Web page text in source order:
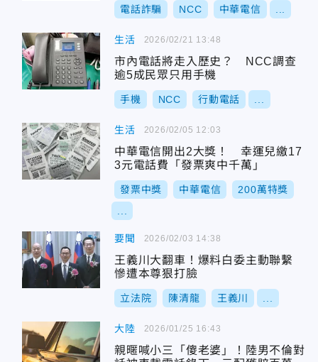
電話詐騙 NCC 中華電信
生活
市內電話將走入歷史？ NCC調查
逾5成民眾只用手機
手機 NCC 行動電話
2026/02/21 13:48
生活
中華電信開出2大獎！ 幸運兒繳17
3元電話費「發票爽中千萬」
發票中獎 中華電信 200萬特獎
2026/02/05 12:03
要聞
王義川大翻車！爆料白委主動聯繫
慘遭本尊狠打臉
立法院 陳清龍 王義川
2026/02/03 14:38
大陸
親暱喊小三「傻老婆」！陸男不倫對
2026/01/25 16:43